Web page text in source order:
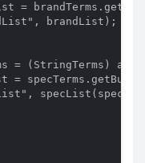
=
brandList);
= (StringTerms)
=